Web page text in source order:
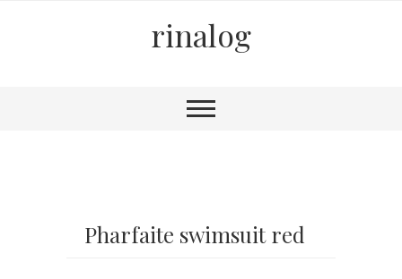
rinalog
Pharfaite swimsuit red